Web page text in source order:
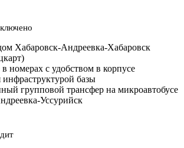
Хабаровск-Андреевка-Хабаровск
номерах с удобством в корпусе
инфраструктурой базы
групповой трансфер на микроавтобусе
Уссурийск